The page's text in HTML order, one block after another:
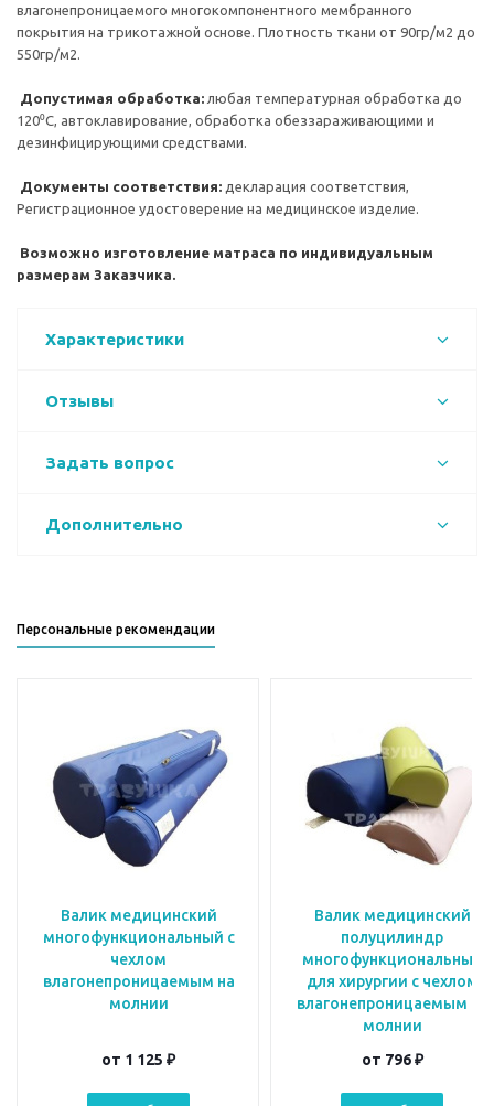
влагонепроницаемого многокомпонентного мембранного
покрытия на трикотажной основе. Плотность ткани от 90гр/м2 до
550гр/м2.
Допустимая обработка: любая температурная обработка до
120⁰С, автоклавирование, обработка обеззараживающими и
дезинфицирующими средствами.
Документы соответствия: декларация соответствия,
Регистрационное удостоверение на медицинское изделие.
Возможно изготовление матраса по индивидуальным
размерам Заказчика.
Характеристики
Отзывы
Задать вопрос
Дополнительно
Персональные рекомендации
Валик медицинский
многофункциональный с
чехлом
влагонепроницаемым на
молнии
от 1 125 ₽
Валик медицинский
полуцилиндр
многофункциональный
для хирургии с чехлом
влагонепроницаемым на
молнии
от 796 ₽